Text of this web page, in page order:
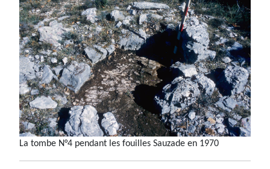
La tombe N°4 pendant les fouilles Sauzade en 1970